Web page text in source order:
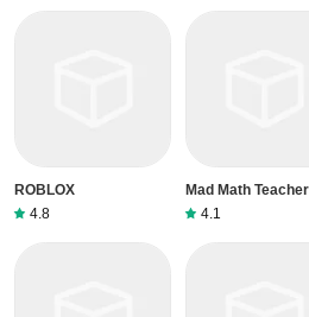
ROBLOX
4.8
Mad Math Teacher
4.1